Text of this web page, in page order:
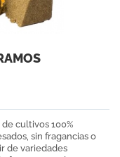
cultivos 100%
sin fragancias o
de variedades